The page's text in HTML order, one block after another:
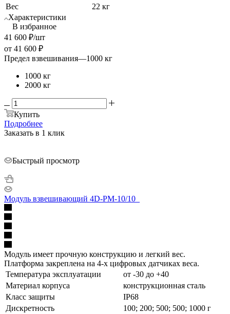
Вес
22 кг
Характеристики
В избранное
41 600 ₽/шт
от 41 600 ₽
Предел взвешивания—1000 кг
1000 кг
2000 кг
Купить
Подробнее
Заказать в 1 клик
Быстрый просмотр
Модуль взвешивающий 4D-PM-10/10_
Модуль имеет прочную конструкцию и легкий вес.
Платформа закреплена на 4-х цифровых датчиках веса.
Температура эксплуатации
от -30 до +40
Материал корпуса
конструкционная сталь
Класс защиты
IP68
Дискретность
100; 200; 500; 500; 1000 г